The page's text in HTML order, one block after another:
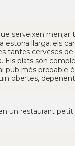
serveixen menjar
estona llarga, els
tantes cerveses de
Els plats són
pub més probable
obertes,
un restaurant petit